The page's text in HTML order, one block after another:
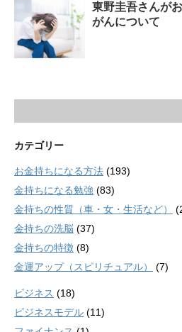
東野圭吾さんが
がんについて
カテゴリー
お金持ちになる方法 (193)
金持ちになる勉強 (83)
金持ちの性質（車・女・生活など）
金持ちの洗脳 (37)
金持ちの特徴 (8)
金運アップ（スピリチュアル）
(7)
ビジネス (18)
ビジネスモデル (11)